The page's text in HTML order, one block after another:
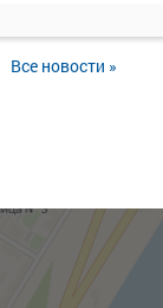
Все новости »